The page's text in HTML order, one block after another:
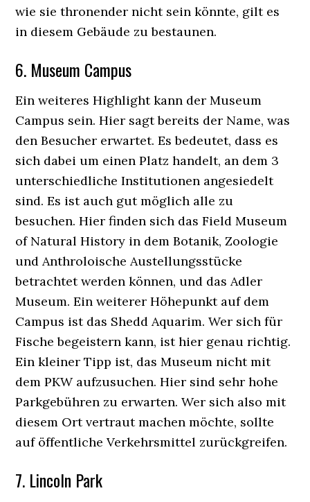
wie sie thronender nicht sein könnte, gilt es
in diesem Gebäude zu bestaunen.
6. Museum Campus
Ein weiteres Highlight kann der Museum
Campus sein. Hier sagt bereits der Name, was
den Besucher erwartet. Es bedeutet, dass es
sich dabei um einen Platz handelt, an dem 3
unterschiedliche Institutionen angesiedelt
sind. Es ist auch gut möglich alle zu
besuchen. Hier finden sich das Field Museum
of Natural History in dem Botanik, Zoologie
und Anthroloische Austellungsstücke
betrachtet werden können, und das Adler
Museum. Ein weiterer Höhepunkt auf dem
Campus ist das Shedd Aquarim. Wer sich für
Fische begeistern kann, ist hier genau richtig.
Ein kleiner Tipp ist, das Museum nicht mit
dem PKW aufzusuchen. Hier sind sehr hohe
Parkgebühren zu erwarten. Wer sich also mit
diesem Ort vertraut machen möchte, sollte
auf öffentliche Verkehrsmittel zurückgreifen.
7. Lincoln Park